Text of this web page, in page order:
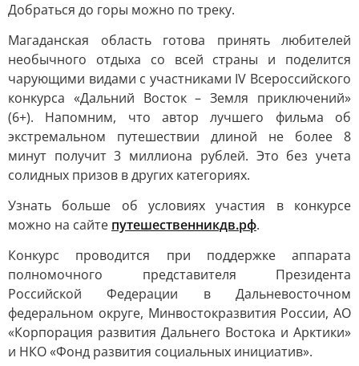
Добраться до горы можно по треку.
Магаданская область готова принять любителей
необычного отдыха со всей страны и поделится
чарующими видами с участниками IV Всероссийского
конкурса «Дальний Восток – Земля приключений»
(6+). Напомним, что автор лучшего фильма об
экстремальном путешествии длиной не более 8
минут получит 3 миллиона рублей. Это без учета
солидных призов в других категориях.
Узнать больше об условиях участия в конкурсе
можно на сайте путешественникдв.рф.
Конкурс проводится при поддержке аппарата
полномочного представителя Президента
Российской Федерации в Дальневосточном
федеральном округе, Минвостокразвития России, АО
«Корпорация развития Дальнего Востока и Арктики»
и НКО «Фонд развития социальных инициатив».